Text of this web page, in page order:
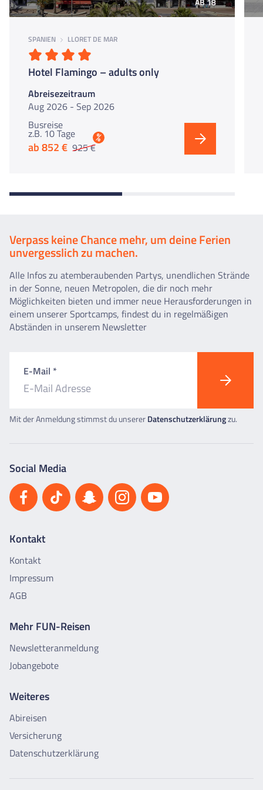
SPANIEN LLORET DE MAR
Hotel Flamingo – adults only
Abreisezeitraum
Aug 2026 - Sep 2026
Busreise
z.B. 10 Tage
ab 852 € 925 €
%
Verpass keine Chance mehr, um deine Ferien
unvergesslich zu machen.
Alle Infos zu atemberaubenden Partys, unendlichen Strände
in der Sonne, neuen Metropolen, die dir noch mehr
Möglichkeiten bieten und immer neue Herausforderungen in
einem unserer Sportcamps, findest du in regelmäßigen
Abständen in unserem Newsletter
E-Mail *
Mit der Anmeldung stimmst du unsererDatenschutzerklärungzu.
Social Media
Kontakt
Kontakt
Impressum
AGB
Mehr FUN-Reisen
Newsletteranmeldung
Jobangebote
Weiteres
Abireisen
Versicherung
Datenschutzerklärung